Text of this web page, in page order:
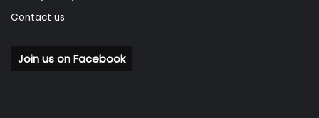
Contact us
Join us on Facebook